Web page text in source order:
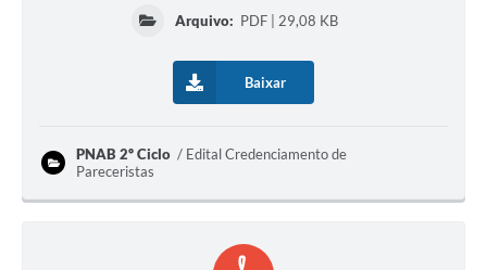
Arquivo: PDF | 29,08 KB
Baixar
PNAB 2º Ciclo
Edital Credenciamento de
Pareceristas